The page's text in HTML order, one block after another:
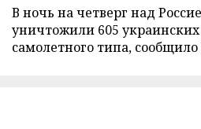
В ночь на четверг над
уничтожили 605
самолетного типа,